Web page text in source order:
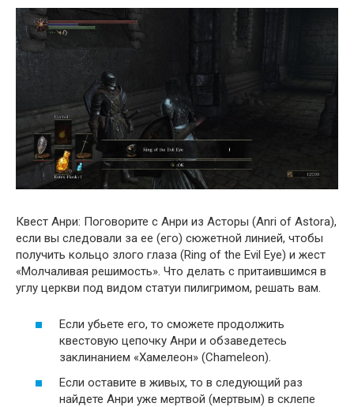
Квест Анри: Поговорите с Анри из Асторы (Anri of Astora),
если вы следовали за ее (его) сюжетной линией, чтобы
получить кольцо злого глаза (Ring of the Evil Eye) и жест
«Молчаливая решимость». Что делать с притаившимся в
углу церкви под видом статуи пилигримом, решать вам.
Если убьете его, то сможете продолжить
квестовую цепочку Анри и обзаведетесь
заклинанием «Хамелеон» (Chameleon).
Если оставите в живых, то в следующий раз
найдете Анри уже мертвой (мертвым) в склепе